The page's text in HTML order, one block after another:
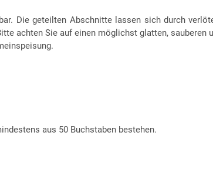
Die geteilten Abschnitte lassen sich durch
achten Sie auf einen möglichst glatten, sauberen
aus 50 Buchstaben bestehen.